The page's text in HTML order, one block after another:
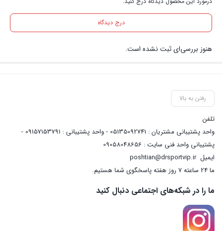
درج دیدگاه
هنوز بررسی‌ای ثبت نشده است.
رفتن به بالا
تلفن
واحد پشتیبانی مشتریان : 05135092741 - واحد پشتیبانی : 09157153791 -
پشتیبانی واحد فنی سایت : 09058048656
ایمیلposhtian@drsportvip.ir
ما 24 ساعته 7 روز هفته پاسخگوی شما هستیم.
ما را در شبکه‌های اجتماعی دنبال کنید